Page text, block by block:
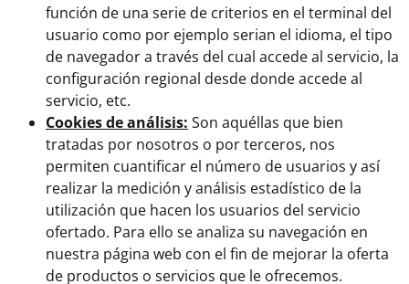
función de una serie de criterios en el terminal del
usuario como por ejemplo serian el idioma, el tipo
de navegador a través del cual accede al servicio, la
configuración regional desde donde accede al
servicio, etc.
Cookies de análisis: Son aquéllas que bien
tratadas por nosotros o por terceros, nos
permiten cuantificar el número de usuarios y así
realizar la medición y análisis estadístico de la
utilización que hacen los usuarios del servicio
ofertado. Para ello se analiza su navegación en
nuestra página web con el fin de mejorar la oferta
de productos o servicios que le ofrecemos.